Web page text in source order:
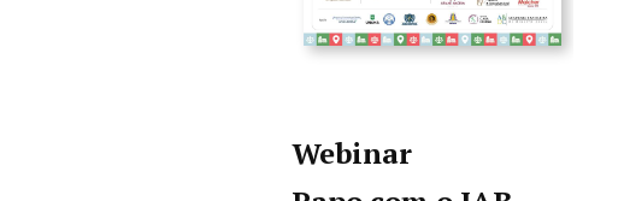
Webinar